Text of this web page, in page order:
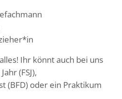
Ihr könnt auch bei uns
(FSJ),
(BFD) oder ein Praktikum